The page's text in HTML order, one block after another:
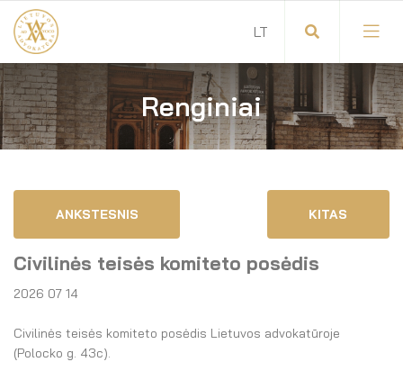
Visuotinis advokatų susirinkimas
Advokatų tarybos pirmininkas
Advokatų taryba
Komitetai
Administracija
Savitarna
Savivaldos teisės aktai
Gynėjas
Renginiai
ANKSTESNIS KITAS
Civilinės teisės komiteto posėdis
2026 07 14
Civilinės teisės komiteto posėdis Lietuvos advokatūroje
(Polocko g. 43c).